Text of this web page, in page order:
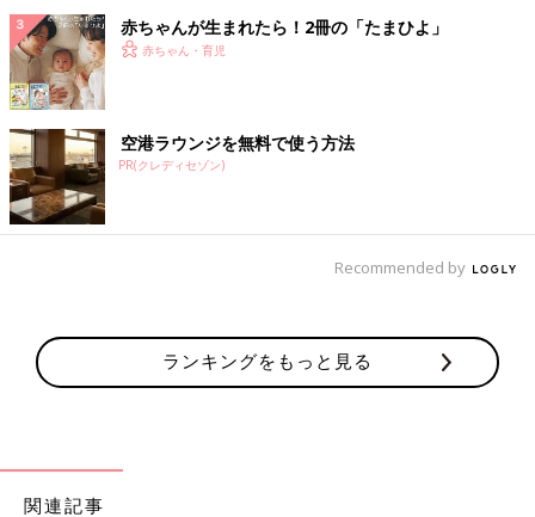
赤ちゃんが生まれたら！2冊の「たまひよ」
赤ちゃん・育児
空港ラウンジを無料で使う方法
PR(クレディセゾン)
Recommended by
ランキングをもっと見る
関連記事